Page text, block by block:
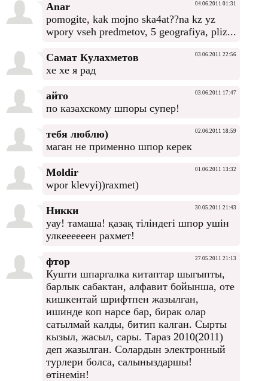
Anar 04.06.2011 01:31
pomogite, kak mojno ska4at??na kz yz
wpory vseh predmetov, 5 geografiya, pliz...
Самат Кулахметов 03.06.2011 22:56
хе хе я рад
айто 03.06.2011 17:47
по казахскому шпоры супер!
тебя люблю) 02.06.2011 18:59
маган не применно шпор керек
Moldir 01.06.2011 13:32
wpor klevyi))raxmet)
Никки 30.05.2011 21:43
уау! тамаша! қазақ тіліндегі шпор ушін
улкеееееен рахмет!
фтор 27.05.2011 21:13
Кушти шпаргалка китаптар шыгыпты,
барлык сабактан, алфавит бойынша, оте
кишкентай шрифтпен жазылган,
ишинде коп нарсе бар, бирак олар
сатылмай калды, битип калган. Сырты
кызыл, жасыл, сары. Тараз 2010(2011)
деп жазылган. Солардын электронный
турлери болса, салыныздаршы!
өтінемін!